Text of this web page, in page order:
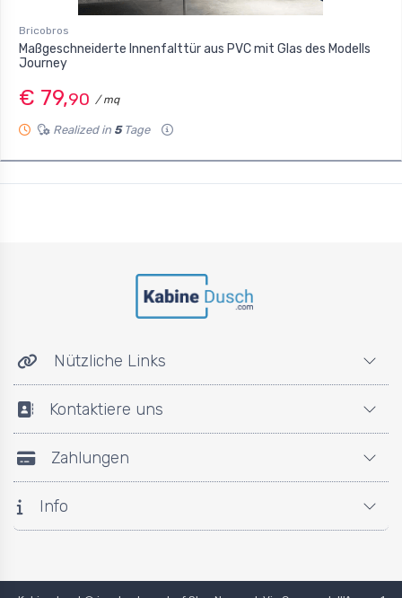
Bricobros
Maßgeschneiderte Innenfalttür aus PVC mit Glas des Modells
Journey
€ 79,90 / mq
Realized in 5Tage
Nützliche Links
Kontaktiere uns
Zahlungen
Info